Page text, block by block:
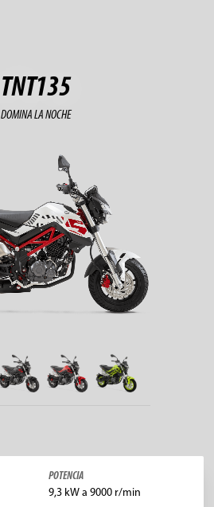
TNT135
DOMINA LA NOCHE
POTENCIA
9,3 kW a 9000 r/min